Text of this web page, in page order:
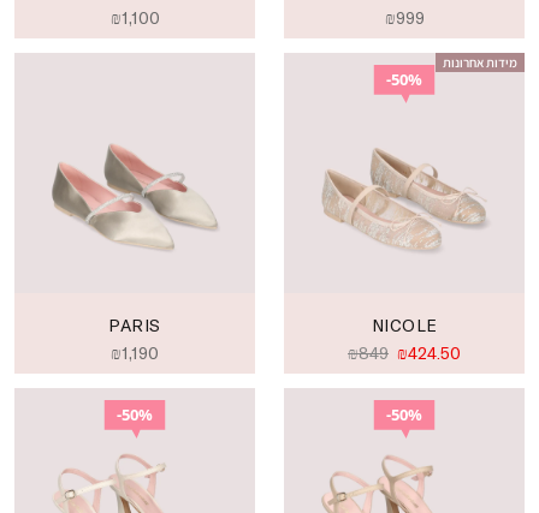
₪1,100
₪999
PARIS
₪1,190
מידות אחרונות
50%
NICOLE
₪849 ₪424.50
50% 50%